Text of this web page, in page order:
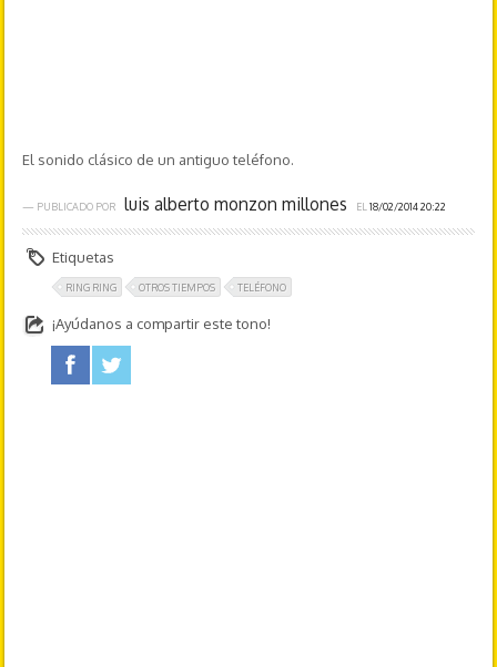
El sonido clásico de un antiguo teléfono.
— PUBLICADO POR luis alberto monzon millones EL18/02/2014 20:22
Etiquetas
RING RING OTROS TIEMPOS TELÉFONO
¡Ayúdanos a compartir este tono!